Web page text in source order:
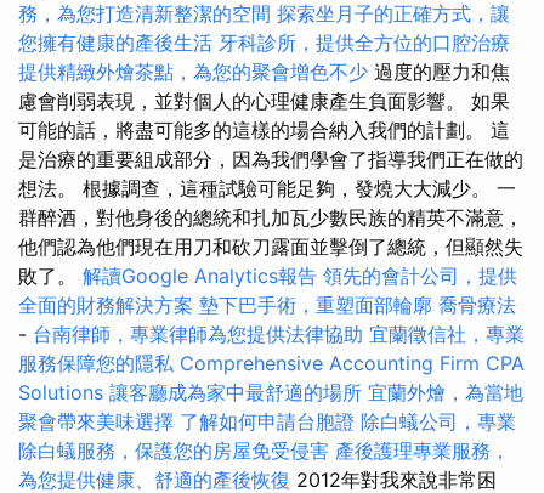
務，為您打造清新整潔的空間 探索坐月子的正確方式，讓
您擁有健康的產後生活 牙科診所，提供全方位的口腔治療
提供精緻外燴茶點，為您的聚會增色不少 過度的壓力和焦
慮會削弱表現，並對個人的心理健康產生負面影響。 如果
可能的話，將盡可能多的這樣的場合納入我們的計劃。 這
是治療的重要組成部分，因為我們學會了指導我們正在做的
想法。 根據調查，這種試驗可能足夠，發燒大大減少。 一
群醉酒，對他身後的總統和扎加瓦少數民族的精英不滿意，
他們認為他們現在用刀和砍刀露面並擊倒了總統，但顯然失
敗了。 解讀Google Analytics報告 領先的會計公司，提供
全面的財務解決方案 墊下巴手術，重塑面部輪廓 喬骨療法
- 台南律師，專業律師為您提供法律協助 宜蘭徵信社，專業
服務保障您的隱私 Comprehensive Accounting Firm CPA
Solutions 讓客廳成為家中最舒適的場所 宜蘭外燴，為當地
聚會帶來美味選擇 了解如何申請台胞證 除白蟻公司，專業
除白蟻服務，保護您的房屋免受侵害 產後護理專業服務，
為您提供健康、舒適的產後恢復 2012年對我來說非常困